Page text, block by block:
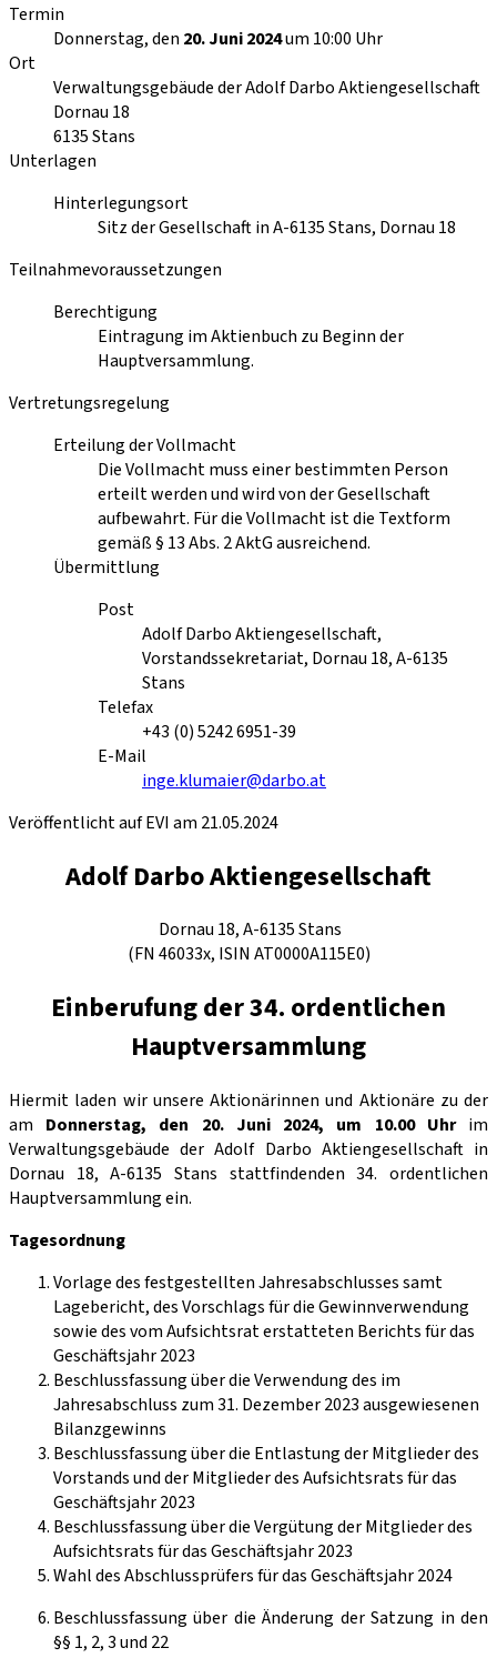
Termin
Donnerstag, den 20. Juni 2024um 10:00 Uhr
Ort
Verwaltungsgebäude der Adolf Darbo Aktiengesellschaft
Dornau 18
6135Stans
Unterlagen
Hinterlegungsort
Sitz der Gesellschaft in A-6135 Stans, Dornau 18
Teilnahmevoraussetzungen
Berechtigung
Eintragung im Aktienbuch zu Beginn der
Hauptversammlung.
Vertretungsregelung
Erteilung der Vollmacht
Die Vollmacht muss einer bestimmten Person
erteilt werden und wird von der Gesellschaft
aufbewahrt. Für die Vollmacht ist die Textform
gemäß § 13 Abs. 2 AktG ausreichend.
Übermittlung
Post
Adolf Darbo Aktiengesellschaft,
Vorstandssekretariat, Dornau 18, A-6135
Stans
Telefax
+43 (0) 5242 6951-39
E-Mail
inge.klumaier@darbo.at
Veröffentlicht auf EVI am 21.05.2024
Adolf Darbo Aktiengesellschaft
Dornau 18, A-6135 Stans
(FN 46033x, ISIN AT0000A115E0)
Einberufung der 34. ordentlichen
Hauptversammlung
Hiermit laden wir unsere Aktionärinnen und Aktionäre zu der
am Donnerstag, den 20. Juni 2024, um 10.00 Uhrim
Verwaltungsgebäude der Adolf Darbo Aktiengesellschaft in
Dornau 18, A-6135 Stans stattfindenden 34. ordentlichen
Hauptversammlung ein.
Tagesordnung
Vorlage des festgestellten Jahresabschlusses samt
Lagebericht, des Vorschlags für die Gewinnverwendung
sowie des vom Aufsichtsrat erstatteten Berichts für das
Geschäftsjahr 2023
Beschlussfassung über die Verwendung des im
Jahresabschluss zum 31. Dezember 2023 ausgewiesenen
Bilanzgewinns
Beschlussfassung über die Entlastung der Mitglieder des
Vorstands und der Mitglieder des Aufsichtsrats für das
Geschäftsjahr 2023
Beschlussfassung über die Vergütung der Mitglieder des
Aufsichtsrats für das Geschäftsjahr 2023
Wahl des Abschlussprüfers für das Geschäftsjahr 2024
Beschlussfassung über die Änderung der Satzung in den
§§ 1, 2, 3 und 22